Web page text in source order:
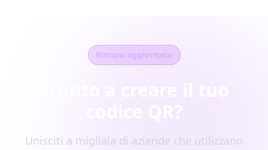
Rimani aggiornato
Unisciti a migliaia di aziende che utilizzano